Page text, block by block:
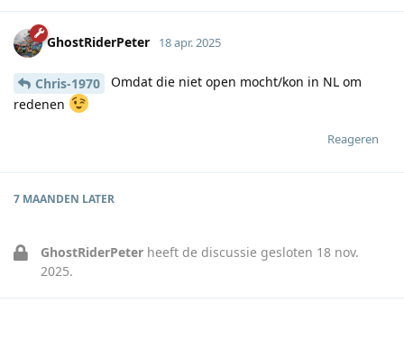
GhostRiderPeter 18 apr. 2025
Chris-1970
Omdat die niet open mocht/kon in NL om
redenen
Reageren
7 MAANDEN LATER
GhostRiderPeter heeft de discussie gesloten 18 nov.
2025.